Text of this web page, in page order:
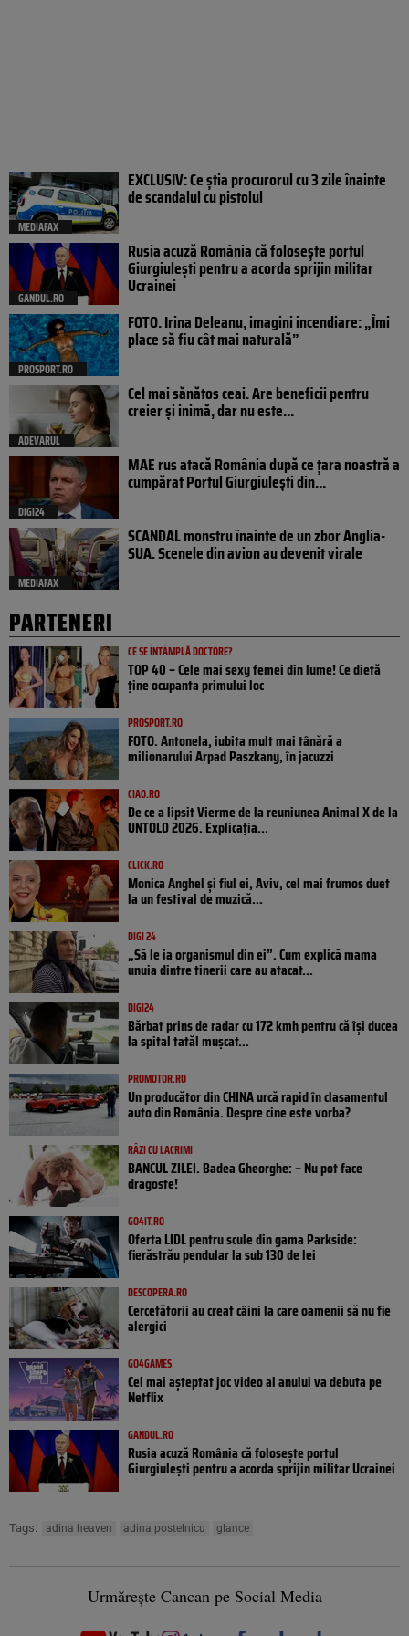
MEDIAFAX
EXCLUSIV: Ce știa procurorul cu 3 zile înainte
de scandalul cu pistolul
GANDUL.RO
Rusia acuză România că folosește portul
Giurgiulești pentru a acorda sprijin militar
Ucrainei
PROSPORT.RO
FOTO. Irina Deleanu, imagini incendiare: „Îmi
place să fiu cât mai naturală”
ADEVARUL
Cel mai sănătos ceai. Are beneficii pentru
creier și inimă, dar nu este...
DIGI24
MAE rus atacă România după ce țara noastră a
cumpărat Portul Giurgiulești din...
MEDIAFAX
SCANDAL monstru înainte de un zbor Anglia-
SUA. Scenele din avion au devenit virale
PARTENERI
CE SE ÎNTÂMPLĂ DOCTORE?
TOP 40 – Cele mai sexy femei din lume! Ce dietă
ține ocupanta primului loc
PROSPORT.RO
FOTO. Antonela, iubita mult mai tânără a
milionarului Arpad Paszkany, în jacuzzi
CIAO.RO
De ce a lipsit Vierme de la reuniunea Animal X de la
UNTOLD 2026. Explicația...
CLICK.RO
Monica Anghel și fiul ei, Aviv, cel mai frumos duet
la un festival de muzică...
DIGI 24
„Să le ia organismul din ei”. Cum explică mama
unuia dintre tinerii care au atacat...
DIGI24
Bărbat prins de radar cu 172 kmh pentru că își ducea
la spital tatăl muşcat...
PROMOTOR.RO
Un producător din CHINA urcă rapid în clasamentul
auto din România. Despre cine este vorba?
RÂZI CU LACRIMI
BANCUL ZILEI. Badea Gheorghe: – Nu pot face
dragoste!
GO4IT.RO
Oferta LIDL pentru scule din gama Parkside:
fierăstrău pendular la sub 130 de lei
DESCOPERA.RO
Cercetătorii au creat câini la care oamenii să nu fie
alergici
GO4GAMES
Cel mai așteptat joc video al anului va debuta pe
Netflix
GANDUL.RO
Rusia acuză România că folosește portul
Giurgiulești pentru a acorda sprijin militar Ucrainei
Tags: adina heaven adina postelnicu glance
Urmărește Cancan pe Social Media